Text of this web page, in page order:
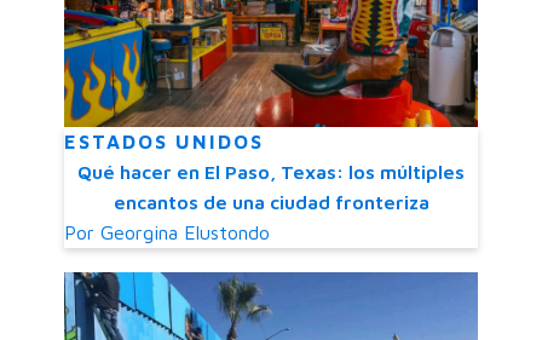
ESTADOS UNIDOS
Qué hacer en El Paso, Texas: los múltiples
encantos de una ciudad fronteriza
Por Georgina Elustondo